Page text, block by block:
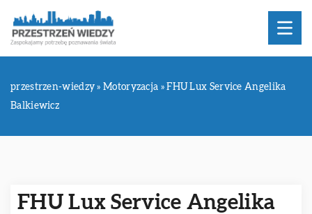
przestrzen-wiedzy »Motoryzacja »FHU Lux Service Angelika
Balkiewicz
FHU Lux Service Angelika